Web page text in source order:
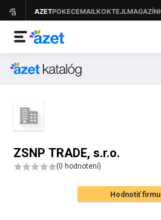
ZSNP TRADE, s.r.o.
(0 hodnotení)
Hodnotiť firmu